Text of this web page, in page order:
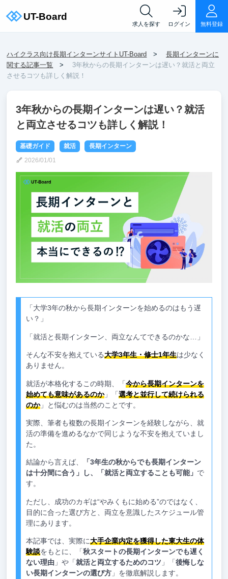
求人を探す ログイン 無料登録
ハイクラス向け長期インターンサイトUT-Board
長期インターンに
関する記事一覧
3年秋からの長期インターンは遅い？就活と両立
させるコツも詳しく解説！
3年秋からの長期インターンは遅い？就活
と両立させるコツも詳しく解説！
基礎ガイド 就活 長期インターン
2026/01/01
「大学3年の秋から長期インターンを始めるのはもう遅
い？」
「就活と長期インターン、両立なんてできるのかな…」
そんな不安を抱えている大学3年生・修士1年生は少なく
ありません。
就活が本格化するこの時期、「今から長期インターンを
始めても意味があるのか」「選考と並行して続けられる
のか」と悩むのは当然のことです。
実際、筆者も複数の長期インターンを経験しながら、就
活の準備を進めるなかで同じような不安を抱えていまし
た。
結論から言えば、
「3年生の秋からでも長期インターン
は十分間に合う」し、「就活と両立することも可能」 で
す。
ただし、成功のカギは“やみくもに始める”のではなく、
目的に合った選び方と、両立を意識したスケジュール管
理にあります。
本記事では、実際に大手企業内定を獲得した東大生の体
験談をもとに、「秋スタートの長期インターンでも遅く
ない理由」や「就活と両立するためのコツ 」「後悔しな
い長期インターンの選び方」を徹底解説します。